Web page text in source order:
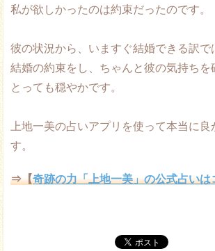
私が欲しかったのは約束だったのです。
彼の状況から、いますぐ結婚できる訳で
結婚の約束をし、ちゃんと彼の気持ちを
とっても穏やかです。
上地一美の占いアプリを使って本当に良
す。
⇒【奇跡の力「上地一美」の公式占いは